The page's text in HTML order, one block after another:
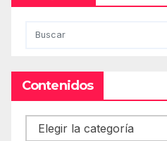
Contenidos
Contenidos